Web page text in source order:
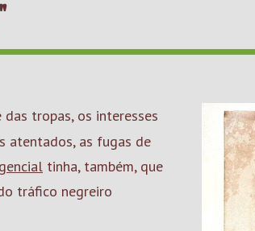
atentados, as fugas de
tinha, também, que
tráfico negreiro